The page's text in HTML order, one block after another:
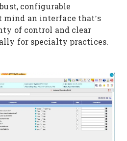
configurable
mind an interface that’s
of control and clear
for specialty practices.